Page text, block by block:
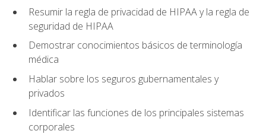
Resumir la regla de privacidad de HIPAA y la regla de
seguridad de HIPAA
Demostrar conocimientos básicos de terminología
médica
Hablar sobre los seguros gubernamentales y
privados
Identificar las funciones de los principales sistemas
corporales